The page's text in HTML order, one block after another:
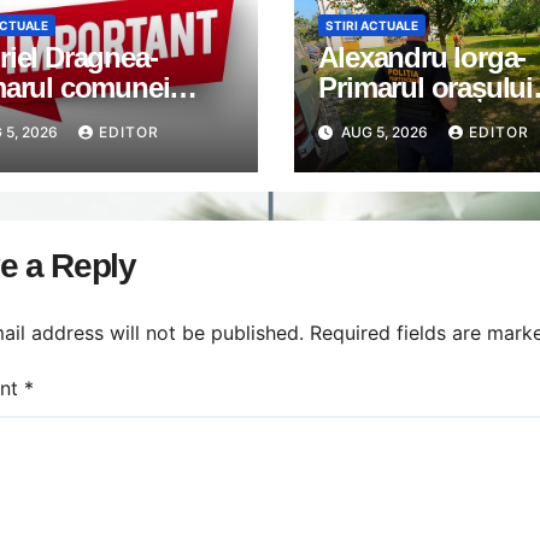
Dragnea-
comunei
Anunț
5, 2026 EDITOR
STIRI ACTUALE
Alexandru Iorga-
Primarul orașului
Găești: Orașele
nu apar din
AUG 5, 2026 EDITOR
a Reply
address will not be published. Required fields are
*